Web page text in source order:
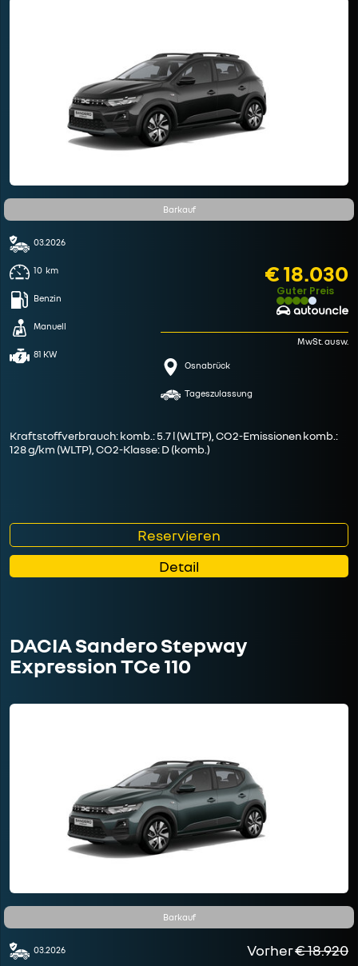
Barkauf
03.2026
10 km
Benzin
Manuell
81 KW
€ 18.030
Guter Preis
MwSt. ausw.
Osnabrück
Tageszulassung
Kraftstoffverbrauch: komb.: 5.7 l (WLTP), CO2-Emissionen komb.:
128 g/km (WLTP), CO2-Klasse: D (komb.)
Reservieren
Detail
DACIA Sandero Stepway
Expression TCe 110
Barkauf
03.2026 Vorher€ 18.920